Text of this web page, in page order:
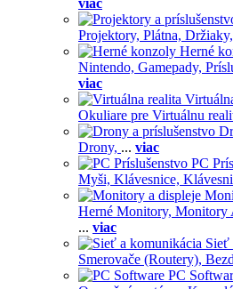
viac
Projektory, Plátna, Držiaky,
Herné
Nintendo, Gamepady,
viac
Okuliare pre Virtuálnu
Drony, ... viac
PC
Myši, Klávesnice,
Herné Monitory, Monitory
... viac
Sieť
Smerovače (Routery),
PC